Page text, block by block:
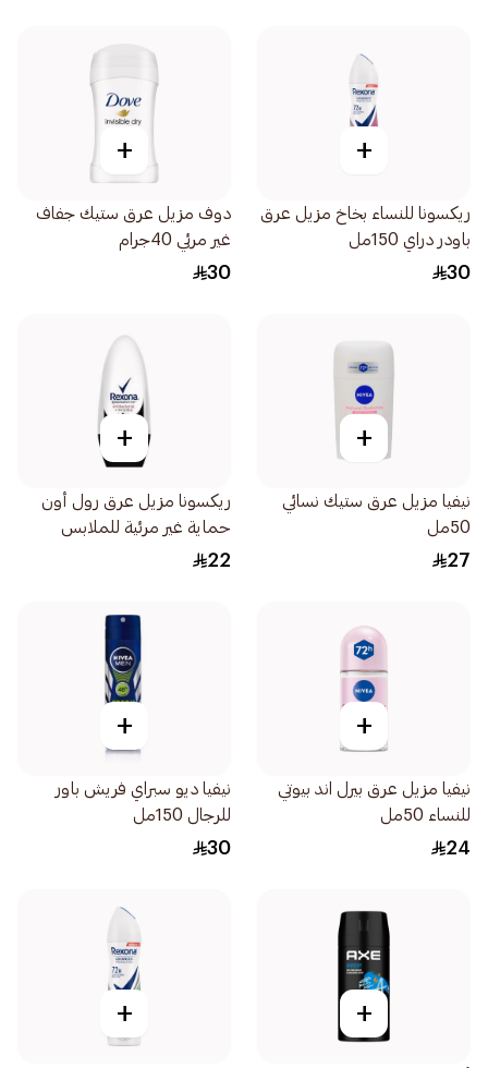
+
ريكسونا للنساء بخاخ مزيل عرق
باودر دراي 150مل
30
+
دوف مزيل عرق ستيك جفاف
غير مرئي 40جرام
30
+
نيفيا مزيل عرق ستيك نسائي
50مل
27
+
ريكسونا مزيل عرق رول أون
حماية غير مرئية للملابس
للنساء 50مل
22
+
نيفيا مزيل عرق بيرل اند بيوتي
للنساء 50مل
24
+
نيفيا ديو سبراي فريش باور
للرجال 150مل
30
+
+